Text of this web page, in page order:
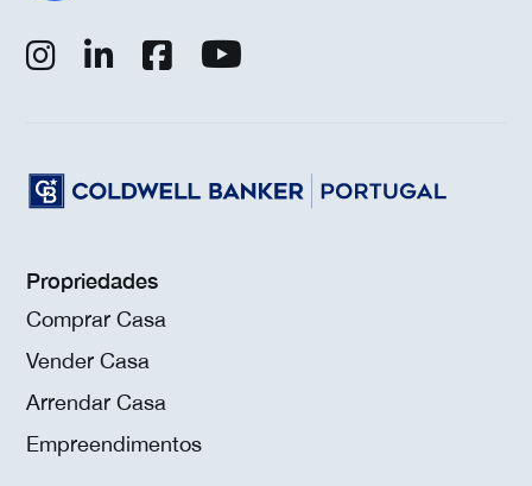
Propriedades
Comprar Casa
Vender Casa
Arrendar Casa
Empreendimentos